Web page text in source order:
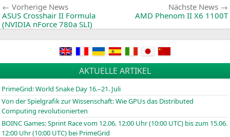
Beitragsnavigation
Vorherige NewsVorherige
News:
ASUS Crosshair II Formula
(NVIDIA nForce 780a SLI)
Nächste News
AMD Phenom II X6 1100T
AKTUELLE ARTIKEL
PrimeGrid: World Snake Day 16.–21. Juli
Von der Spielgrafik zur Wissenschaft: Wie GPUs das Distributed
Computing revolutionierten
BOINCGames: Sprint Race vom 12.06. 12:00 Uhr (10:00 UTC) bis zum 15.06.
12:00 Uhr (10:00 UTC) bei PrimeGrid